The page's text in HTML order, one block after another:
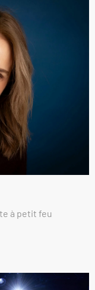
à petit feu